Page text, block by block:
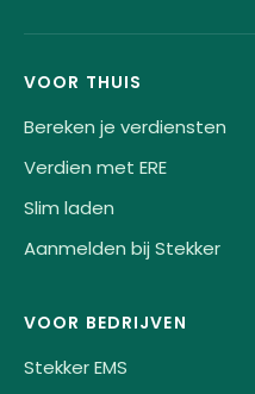
VOOR THUIS
Bereken je verdiensten
Verdien met ERE
Slim laden
Aanmelden bij Stekker
VOOR BEDRIJVEN
Stekker EMS